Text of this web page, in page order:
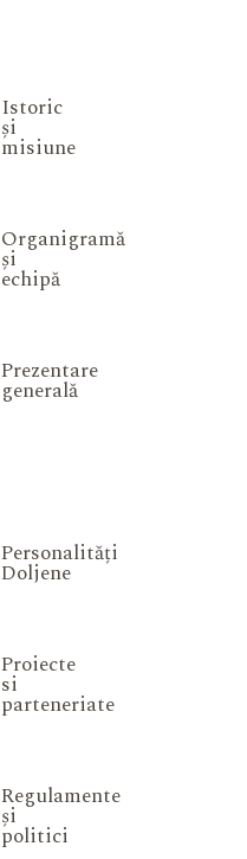
Istoric
și
misiune
Organigramă
și
echipă
Prezentare
generală
Personalități
Doljene
Proiecte
si
parteneriate
Regulamente
și
politici